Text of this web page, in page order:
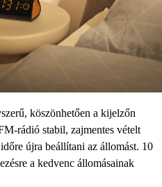
köszönhetően a kijelzőn
rádió stabil, zajmentes vételt
újra beállítani az állomást. 10
a kedvenc állomásainak